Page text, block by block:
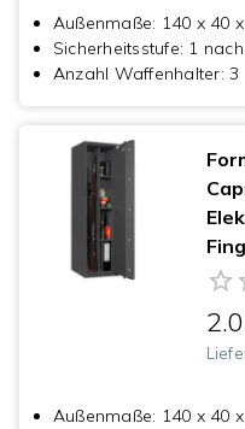
Außenmaße: 140 x 40
Sicherheitsstufe: 1
Anzahl Waffenhalter:3
Außenmaße: 140 x 40